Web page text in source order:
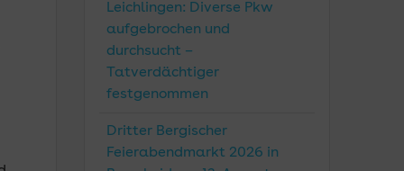
Leichlingen: Diverse Pkw
aufgebrochen und
durchsucht –
Tatverdächtiger
festgenommen
Dritter Bergischer
Feierabendmarkt 2026 in